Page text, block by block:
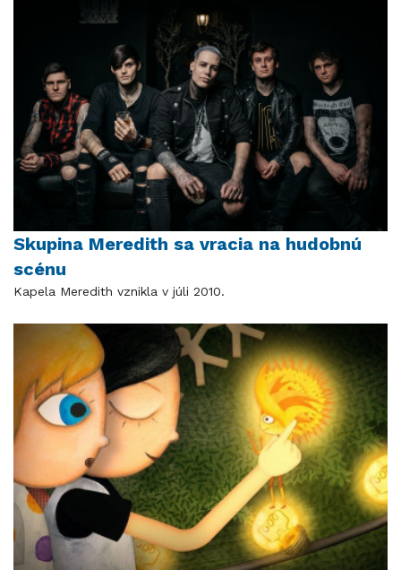
Skupina Meredith sa vracia na hudobnú
scénu
Kapela Meredith vznikla v júli 2010.